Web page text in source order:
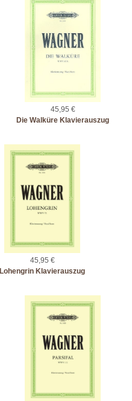
45,95 €
Die Walküre Klavierauszug
45,95 €
Lohengrin Klavierauszug